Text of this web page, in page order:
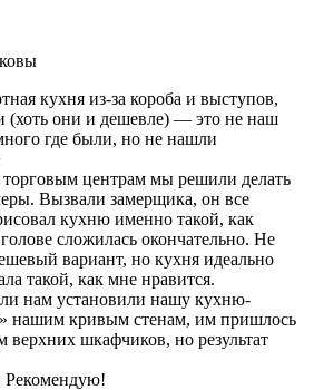
кухня из-за короба и выступов,
(хоть они и дешевле) — это не наш
где были, но не нашли
центрам мы решили делать
Вызвали замерщика, он все
кухню именно такой, как
сложилась окончательно. Не
вариант, но кухня идеально
такой, как мне нравится.
нам установили нашу кухню-
нашим кривым стенам, им пришлось
верхних шкафчиков, но результат
Рекомендую!